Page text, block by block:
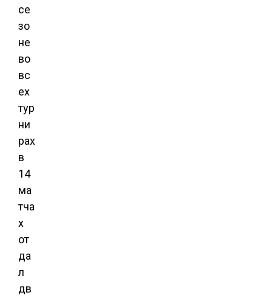
се
зо
не
во
вс
ех
тур
ни
рах
в
14
ма
тча
х
от
да
л
дв